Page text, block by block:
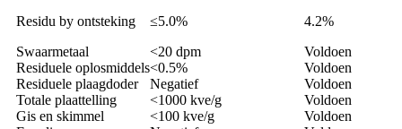
Residu by ontsteking
≤5.0%
4.2%
Swaarmetaal
<20 dpm
Voldoen
Residuele oplosmiddels<0.5%
Voldoen
Residuele plaagdoder
Negatief
Voldoen
Totale plaattelling
<1000 kve/g
Voldoen
Gis en skimmel
<100 kve/g
Voldoen